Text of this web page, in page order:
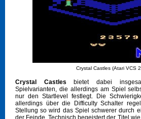
Crystal Castles (Atari VCS
Crystal Castles bietet dabei
Spielvarianten, die allerdings am Spiel
nur den Startlevel festlegt. Die
allerdings über die Difficulty Schalter
Stellung so wird das Spiel schwerer durch